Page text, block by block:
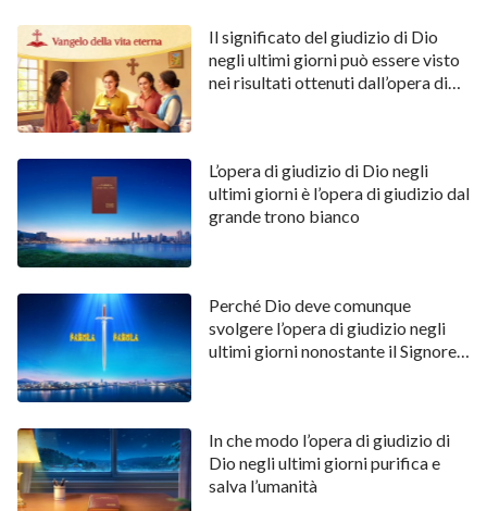
Il significato del giudizio di Dio
negli ultimi giorni può essere visto
nei risultati ottenuti dall’opera di
L’opera di giudizio di Dio negli
ultimi giorni è l’opera di giudizio dal
grande trono bianco
Perché Dio deve comunque
svolgere l’opera di giudizio negli
ultimi giorni nonostante il Signore
In che modo l’opera di giudizio di
Dio negli ultimi giorni purifica e
salva l’umanità